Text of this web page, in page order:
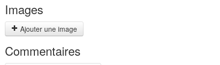
Images
Ajouter une image
Commentaires